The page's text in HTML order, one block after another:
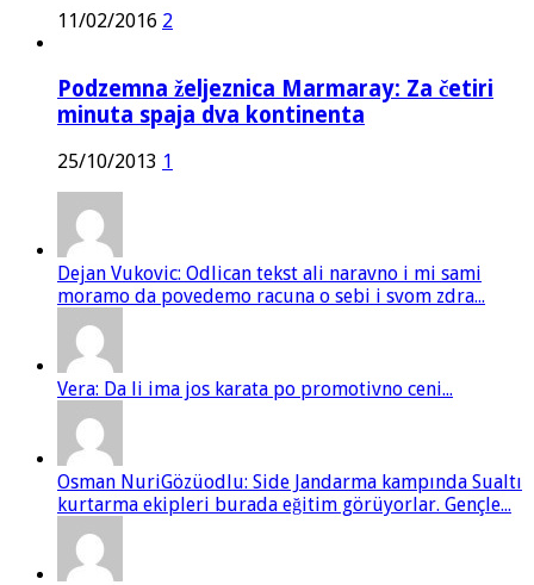
11/02/2016 2
Podzemna željeznica Marmaray: Za četiri
minuta spaja dva kontinenta
25/10/2013 1
Dejan Vukovic: Odlican tekst ali naravno i mi sami
moramo da povedemo racuna o sebi i svom zdra...
Vera: Da li ima jos karata po promotivno ceni...
Osman NuriGözüodlu: Side Jandarma kampında Sualtı
kurtarma ekipleri burada eğitim görüyorlar. Gençle...